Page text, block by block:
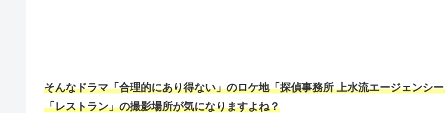
そんなドラマ「合理的にあり得ない」のロケ地「探偵事務所 上水流エージェンシ
「レストラン」の撮影場所が気になりますよね？